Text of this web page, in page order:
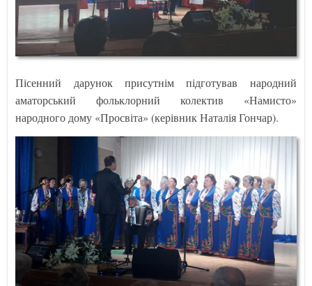
Пісенний дарунок присутнім підготував народний
аматорський фольклорний колектив «Намисто»
народного дому «Просвіта» (керівник Наталія Гончар).